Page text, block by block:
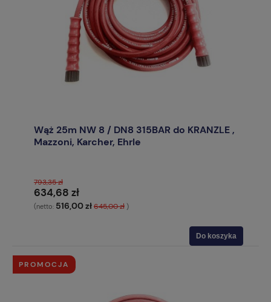
Wąż 25m NW 8 / DN8 315BAR do KRANZLE ,
Mazzoni, Karcher, Ehrle
634,68 zł
793,35 zł
(netto: 516,00 zł645,00 zł )
Do koszyka
PROMOCJA